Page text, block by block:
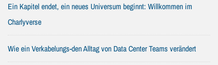
Ein Kapitel endet, ein neues Universum beginnt: Willkommen im
Charlyverse
Wie ein Verkabelungs-den Alltag von Data Center Teams verändert